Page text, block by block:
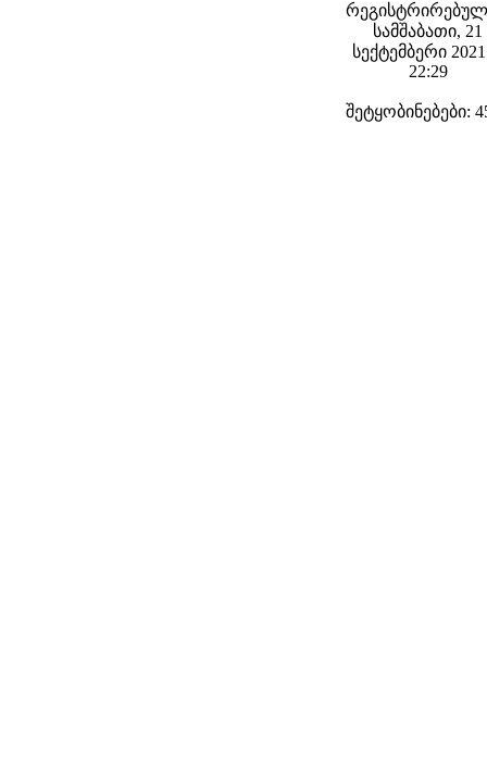
სამშაბათი, 21
სექტემბერი
22:29
შეტყობინებები: